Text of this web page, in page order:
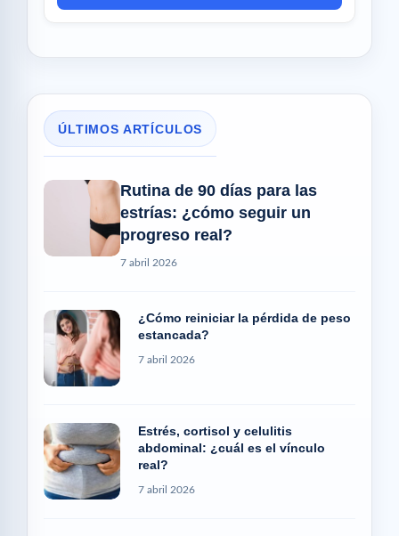
ÚLTIMOS ARTÍCULOS
Rutina de 90 días para las
estrías: ¿cómo seguir un
progreso real?
7 abril 2026
¿Cómo reiniciar la pérdida de peso
estancada?
7 abril 2026
Estrés, cortisol y celulitis
abdominal: ¿cuál es el vínculo
real?
7 abril 2026